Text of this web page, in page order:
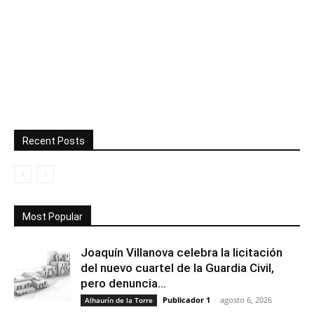
Recent Posts
Most Popular
Joaquín Villanova celebra la licitación
del nuevo cuartel de la Guardia Civil,
pero denuncia...
Alhaurín de la Torre Publicador 1 - agosto 6, 2026